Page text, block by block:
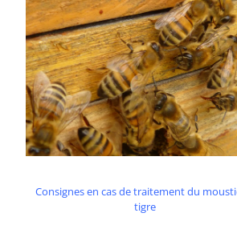
Consignes en cas de traitement du
tigre